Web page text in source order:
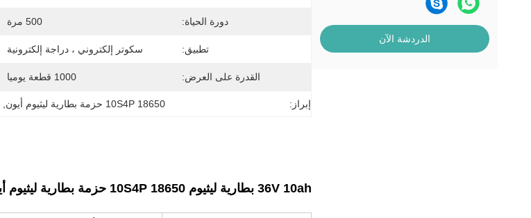
الدردشة الآن
دورة الحياة: 500 مرة
تطبيق: سكوتر إلكتروني ، دراجة إلكترونية
القدرة على العرض: 1000 قطعة يوميا
إبراز: 18650 10S4P حزمة بطارية ليثيوم أيون
36V 10ah بطارية ليثيوم 18650 10S4P حزمة بطارية ليثيوم أيون للسكوتر الإلكتروني